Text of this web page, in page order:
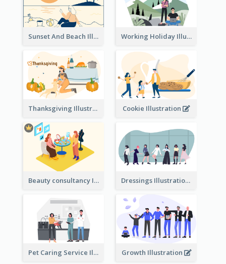
Sunset And Beach Illustration Working Holiday Illustration
Thanksgiving Illustration Cookie Illustration
Beauty consultancy Illustration Dressings Illustration
Pet Caring Service Illustration Growth Illustration